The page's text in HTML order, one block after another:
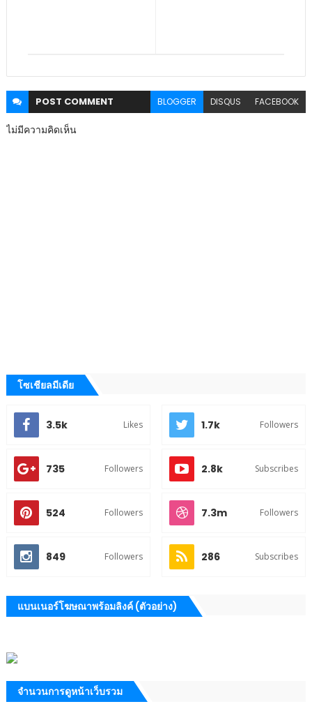
POST COMMENT BLOGGER DISQUS FACEBOOK
ไม่มีความคิดเห็น
โซเชียลมีเดีย
3.5k Likes 1.7k Followers
735 Followers 2.8k Subscribes
524 Followers 7.3m Followers
849 Followers 286 Subscribes
แบนเนอร์โฆษณาพร้อมลิงค์ (ตัวอย่าง)
จำนวนการดูหน้าเว็บรวม